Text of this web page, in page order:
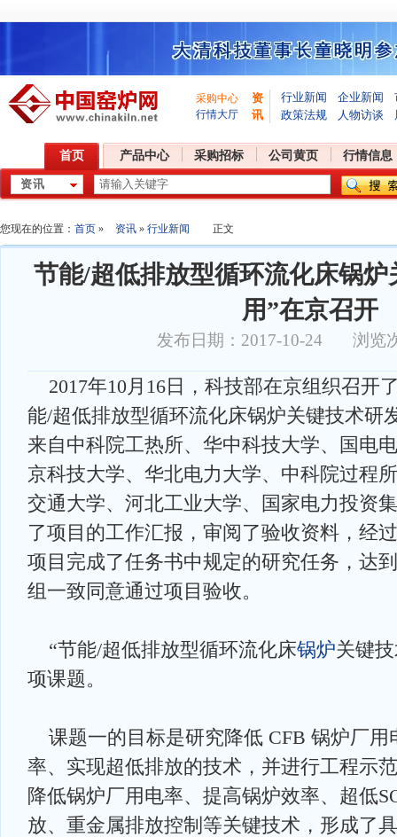
采购中心
行情大厅
资
讯
行业新闻 企业新闻
政策法规
人物访谈
首页 产品中心 采购招标 公司黄页 行情信息
您现在的位置： 首页 » 资讯 » 行业新闻 正文
节能/超低排放型循环流化床锅
用”在京召开
发布日期：2017-10-24 浏览
2017年10月16日，科技部在京组织召开
能/超低排放型循环流化床锅炉关键技术研
来自中科院工热所、华中科技大学、国电
京科技大学、华北电力大学、中科院过程
交通大学、河北工业大学、国家电力投资
了项目的工作汇报，审阅了验收资料，经
项目完成了任务书中规定的研究任务，达
组一致同意通过项目验收。
“节能/超低排放型循环流化床锅炉关键
项课题。
课题一的目标是研究降低 CFB 锅炉厂用
率、实现超低排放的技术，并进行工程示
降低锅炉厂用电率、提高锅炉效率、超低
放、重金属排放控制等关键技术，形成了